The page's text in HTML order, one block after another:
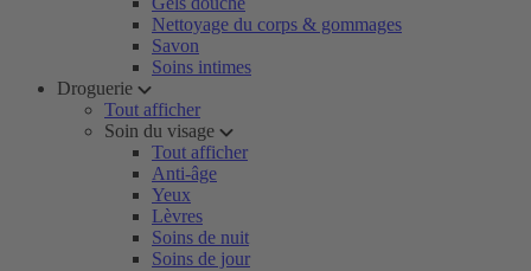
Nettoyage du corps & gommages
Savon
Soins intimes
Droguerie
Tout afficher
Soin du visage
Tout afficher
Anti-âge
Yeux
Lèvres
Soins de nuit
Soins de jour